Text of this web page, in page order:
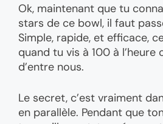
Ok, maintenant que tu
stars de ce bowl, il faut
Simple, rapide, et efficace,
quand tu vis à 100 à
d’entre nous.
Le secret, c’est vraiment
en parallèle. Pendant que